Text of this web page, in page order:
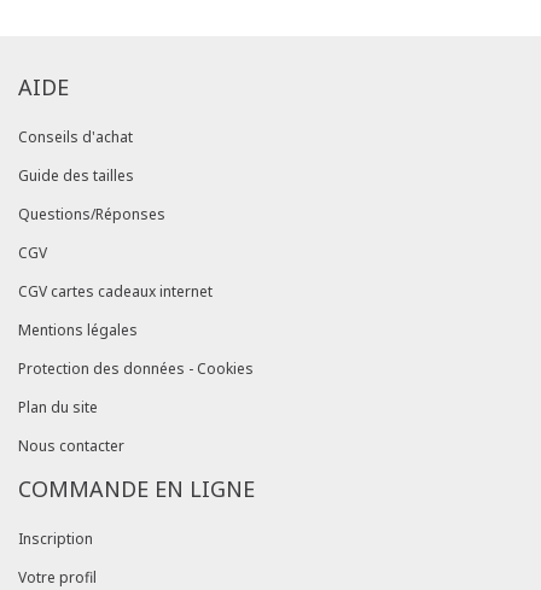
AIDE
Conseils d'achat
Guide des tailles
Questions/Réponses
CGV
CGV cartes cadeaux internet
Mentions légales
Protection des données - Cookies
Plan du site
Nous contacter
COMMANDE EN LIGNE
Inscription
Votre profil